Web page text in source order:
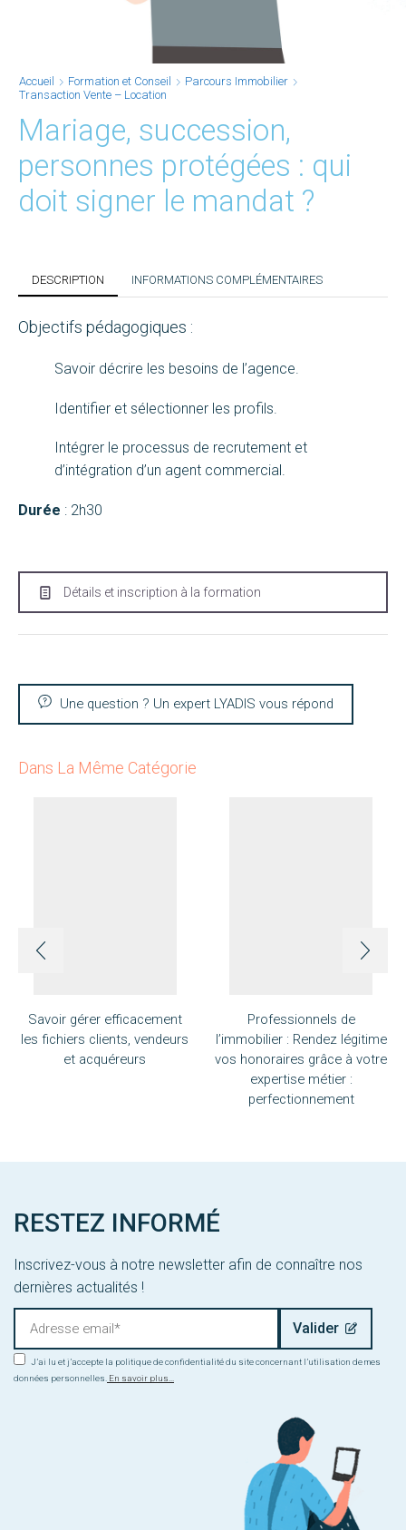
Accueil Formation et Conseil
Parcours Immobilier
Transaction Vente – Location
Mariage, succession,
personnes protégées : qui
doit signer le mandat ?
DESCRIPTION INFORMATIONS COMPLÉMENTAIRES
Objectifs pédagogiques :
Savoir décrire les besoins de l’agence.
Identifier et sélectionner les profils.
Intégrer le processus de recrutement et
d’intégration d’un agent commercial.
Durée : 2h30
Détails et inscription à la formation
Une question ? Un expert LYADIS vous répond
Dans La Même Catégorie
Savoir gérer efficacement
les fichiers clients, vendeurs
et acquéreurs
Professionnels de
l’immobilier : Rendez légitime
vos honoraires grâce à votre
expertise métier :
perfectionnement
RESTEZ INFORMÉ
Inscrivez-vous à notre newsletter afin de connaître nos
dernières actualités !
J’ai lu et j’accepte la politique de confidentialité du site concernant l’utilisation de mes
données personnelles. En savoir plus...